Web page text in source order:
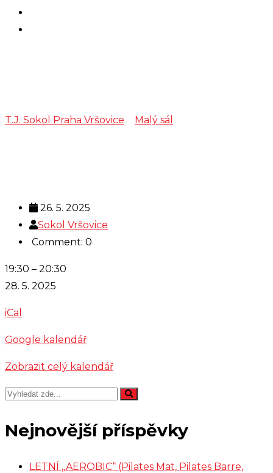
T.J. Sokol Praha Vršovice Malý sál
26. 5. 2025
Sokol Vršovice
Comment: 0
p.
Kaše
19:30 – 20:30
28. 5. 2025
iCal
Google kalendář
Zobrazit celý kalendář
Nejnovější příspěvky
LETNÍ „AEROBIC“ (Pilates Mat, Pilates Barre,